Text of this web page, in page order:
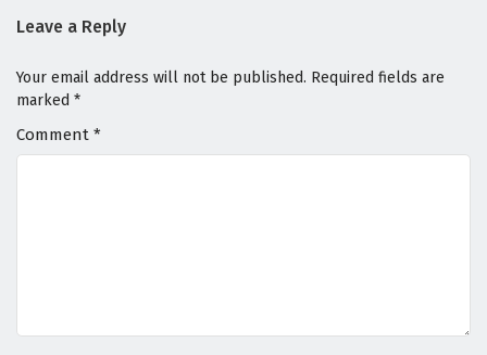
Leave a Reply
Your email address will not be published. Required fields are
marked *
Comment *